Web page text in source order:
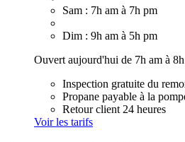
Sam : 7h am à 7h pm
Dim : 9h am à 5h pm
Ouvert aujourd'hui de 7h am à
Inspection gratuite du
Propane payable à la
Retour client 24 heures
Voir les tarifs